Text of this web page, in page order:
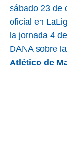
de
disponible
sábado 23 de
oficial en
la jornada 4
DANA sobre
Atlético de